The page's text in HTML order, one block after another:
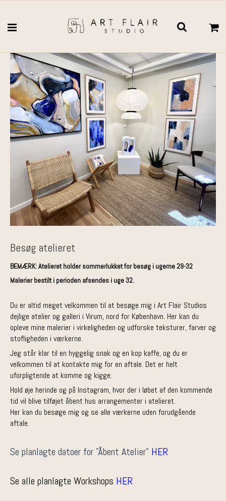
Besøg atelieret
BEMÆRK: Atelieret holder sommerlukket for besøg i ugerne 29-32
Malerier bestilt i perioden afsendes i uge 32.
Du er altid meget velkommen til at besøge mig i Art Flair Studios
dejlige atelier og galleri i Virum, nord for København. Her kan du
opleve mine malerier i virkeligheden og udforske teksturer, farver og
stofligheden i værkerne.
Jeg står klar til en hyggelig snak og en kop kaffe, og du er
velkommen til at kontakte mig for en aftale. Det er helt
uforpligtende at komme og kigge.
Hold øje herinde og på Instagram, hvor der i løbet af den kommende
tid vil blive tilføjet åbent hus arrangementer i atelieret.
Her kan du besøge mig og se alle værkerne uden forudgående
aftale.
Se planlagte datoer for "Åbent Atelier" HER
Se alle planlagte Workshops HER